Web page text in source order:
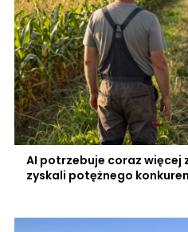
AI potrzebuje coraz więcej
zyskali potężnego